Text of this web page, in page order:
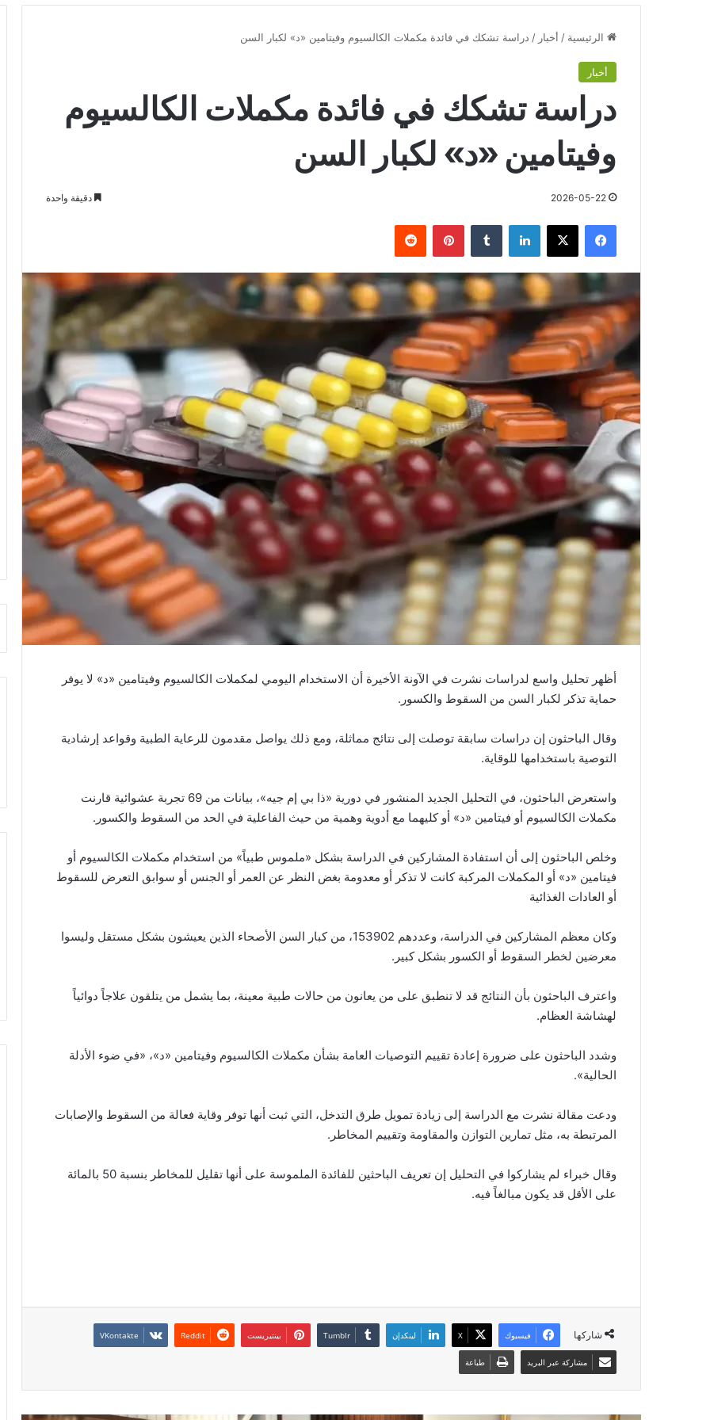
الرئيسية / أخبار / دراسة تشكك في فائدة مكملات الكالسيوم وفيتامين «د» لكبار السن
أخبار
دراسة تشكك في فائدة مكملات الكالسيوم
وفيتامين «د» لكبار السن
2026-05-22 دقيقة واحدة
فيسبوك لينكدإن بينتيريست
أظهر تحليل واسع لدراسات نشرت في الآونة الأخيرة أن الاستخدام اليومي لمكملات الكالسيوم وفيتامين «د» لا يوفر
حماية تذكر لكبار السن من السقوط والكسور.
وقال الباحثون إن دراسات سابقة توصلت إلى نتائج مماثلة، ومع ذلك يواصل مقدمون للرعاية الطبية وقواعد إرشادية
التوصية باستخدامها للوقاية.
واستعرض الباحثون، في التحليل الجديد المنشور في دورية «ذا بي إم جيه»، بيانات من 69 تجربة عشوائية قارنت
مكملات الكالسيوم أو فيتامين «د» أو كليهما مع أدوية وهمية من حيث الفاعلية في الحد من السقوط والكسور.
وخلص الباحثون إلى أن استفادة المشاركين في الدراسة بشكل «ملموس طبياً» من استخدام مكملات الكالسيوم أو
فيتامين «د» أو المكملات المركبة كانت لا تذكر أو معدومة بغض النظر عن العمر أو الجنس أو سوابق التعرض للسقوط
أو العادات الغذائية
وكان معظم المشاركين في الدراسة، وعددهم 153902، من كبار السن الأصحاء الذين يعيشون بشكل مستقل وليسوا
معرضين لخطر السقوط أو الكسور بشكل كبير.
واعترف الباحثون بأن النتائج قد لا تنطبق على من يعانون من حالات طبية معينة، بما يشمل من يتلقون علاجاً دوائياً
لهشاشة العظام.
وشدد الباحثون على ضرورة إعادة تقييم التوصيات العامة بشأن مكملات الكالسيوم وفيتامين «د»، «في ضوء الأدلة
الحالية».
ودعت مقالة نشرت مع الدراسة إلى زيادة تمويل طرق التدخل، التي ثبت أنها توفر وقاية فعالة من السقوط والإصابات
المرتبطة به، مثل تمارين التوازن والمقاومة وتقييم المخاطر.
وقال خبراء لم يشاركوا في التحليل إن تعريف الباحثين للفائدة الملموسة على أنها تقليل للمخاطر بنسبة 50 بالمائة
على الأقل قد يكون مبالغاً فيه.
شاركها فيسبوك ‫X لينكدإن بينتيريست
مشاركة عبر البريد طباعة